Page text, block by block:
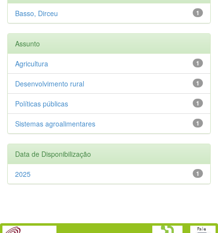
1
Basso, Dirceu
Assunto
1
Agricultura
1
Desenvolvimento rural
1
Políticas públicas
1
Sistemas agroalimentares
Data de Disponibilização
1
2025